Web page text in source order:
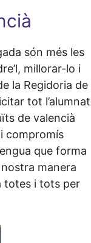
són més les
millorar-lo i
la Regidoria de
tot l’alumnat
de valencià
compromís
que forma
manera
totes i tots per